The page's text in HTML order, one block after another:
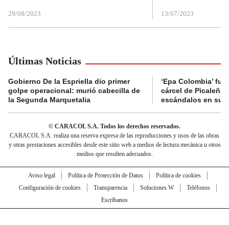
29/08/2023 13/07/2023
Últimas Noticias
Gobierno De la Espriella dio primer
golpe operacional: murió cabecilla de
la Segunda Marquetalia
‘Epa Colombia’
cárcel de Picaleña
escándalos en su
© CARACOL S.A. Todos los derechos reservados.
CARACOL S.A. realiza una reserva expresa de las reproducciones y usos de las obras
y otras prestaciones accesibles desde este sitio web a medios de lectura mecánica u otros
medios que resulten adecuados.
Aviso legal Política de Protección de Datos
Política de cookies
Configuración de cookies
Transparencia Soluciones W
Teléfonos
Escríbanos